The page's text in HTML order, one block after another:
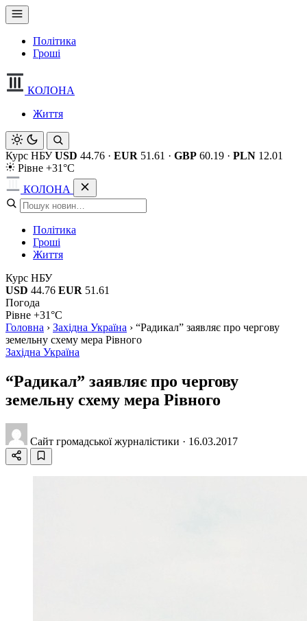
Політика
Гроші
КОЛОНА
Життя
Курс НБУ USD 44.76 · EUR 51.61 · GBP 60.19 · PLN 12.01
Рівне +31°C
КОЛОНА
Політика
Гроші
Життя
Курс НБУ
USD 44.76 EUR 51.61
Погода
Рівне +31°C
Головна › Західна Україна › “Радикал” заявляє про чергову
земельну схему мера Рівного
Західна Україна
“Радикал” заявляє про чергову
земельну схему мера Рівного
Сайт громадської журналістики · 16.03.2017